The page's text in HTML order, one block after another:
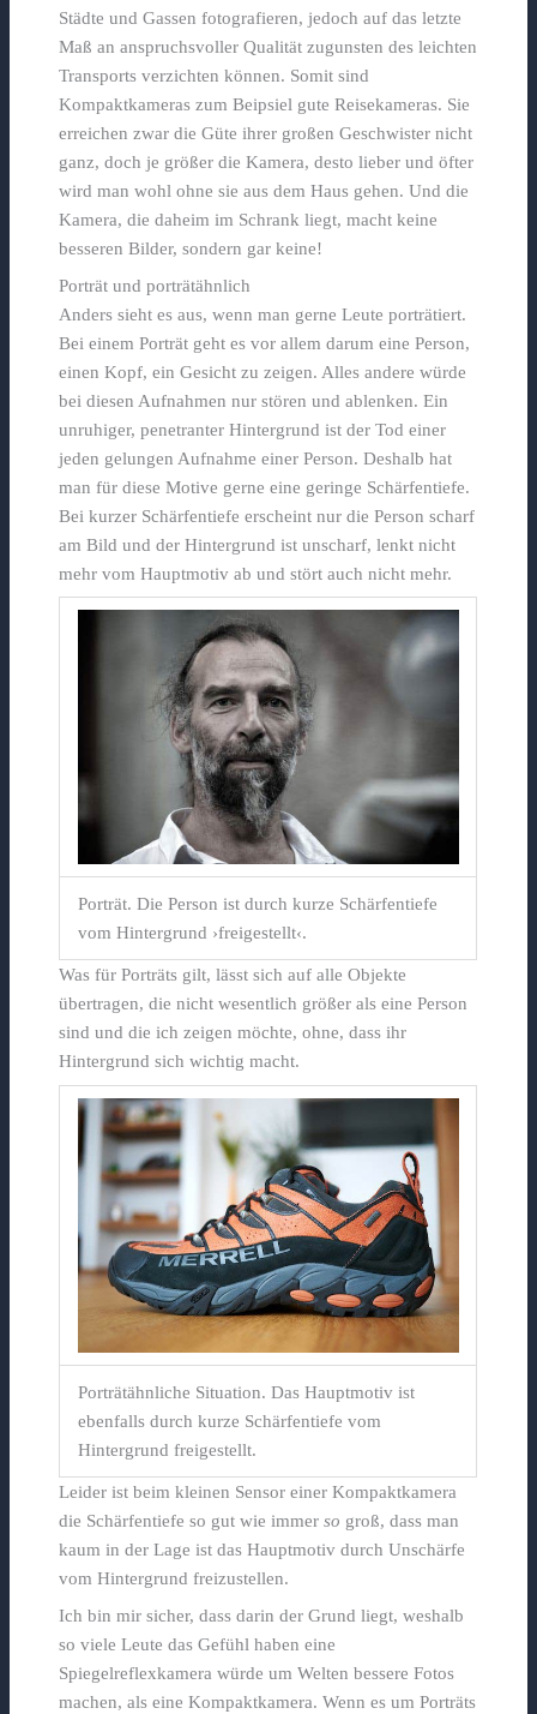
Städte und Gassen fotografieren, jedoch auf das letzte
Maß an anspruchsvoller Qualität zugunsten des leichten
Transports verzichten können. Somit sind
Kompaktkameras zum Beipsiel gute Reisekameras. Sie
erreichen zwar die Güte ihrer großen Geschwister nicht
ganz, doch je größer die Kamera, desto lieber und öfter
wird man wohl ohne sie aus dem Haus gehen. Und die
Kamera, die daheim im Schrank liegt, macht keine
besseren Bilder, sondern gar keine!
Porträt und porträtähnlich
Anders sieht es aus, wenn man gerne Leute porträtiert.
Bei einem Porträt geht es vor allem darum eine Person,
einen Kopf, ein Gesicht zu zeigen. Alles andere würde
bei diesen Aufnahmen nur stören und ablenken. Ein
unruhiger, penetranter Hintergrund ist der Tod einer
jeden gelungen Aufnahme einer Person. Deshalb hat
man für diese Motive gerne eine geringe Schärfentiefe.
Bei kurzer Schärfentiefe erscheint nur die Person scharf
am Bild und der Hintergrund ist unscharf, lenkt nicht
mehr vom Hauptmotiv ab und stört auch nicht mehr.
Porträt. Die Person ist durch kurze Schärfentiefe
vom Hintergrund ›freigestellt‹.
Was für Porträts gilt, lässt sich auf alle Objekte
übertragen, die nicht wesentlich größer als eine Person
sind und die ich zeigen möchte, ohne, dass ihr
Hintergrund sich wichtig macht.
Porträtähnliche Situation. Das Hauptmotiv ist
ebenfalls durch kurze Schärfentiefe vom
Hintergrund freigestellt.
Leider ist beim kleinen Sensor einer Kompaktkamera
die Schärfentiefe so gut wie immerso groß, dass man
kaum in der Lage ist das Hauptmotiv durch Unschärfe
vom Hintergrund freizustellen.
Ich bin mir sicher, dass darin der Grund liegt, weshalb
so viele Leute das Gefühl haben eine
Spiegelreflexkamera würde um Welten bessere Fotos
machen, als eine Kompaktkamera. Wenn es um Porträts